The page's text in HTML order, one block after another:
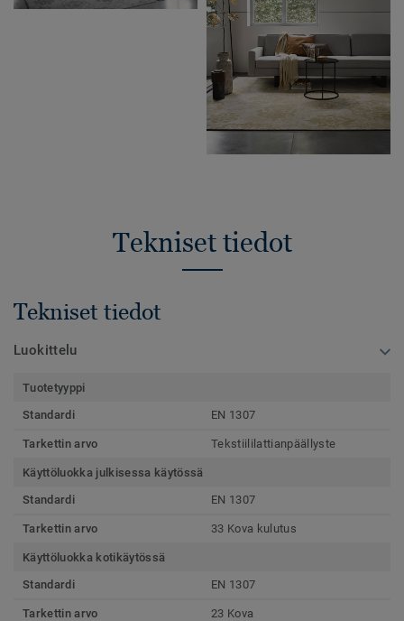
Tekniset tiedot
Tekniset tiedot
Luokittelu
Tuotetyyppi
Standardi
EN 1307
Tarkettin arvo Tekstiililattianpäällyste
Käyttöluokka julkisessa käytössä
Standardi
EN 1307
Tarkettin arvo 33 Kova kulutus
Käyttöluokka kotikäytössä
Standardi
EN 1307
Tarkettin arvo 23 Kova